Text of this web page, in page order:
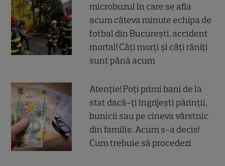
microbuzul în care se afla
acum câteva minute echipa de
fotbal din București, accident
mortal! Câți morți și câți răniți
sunt până acum
Atenție! Poți primi bani de la
stat dacă-ți îngrijești părinții,
bunicii sau pe cineva vârstnic
din familie. Acum s-a decis!
Cum trebuie să procedezi